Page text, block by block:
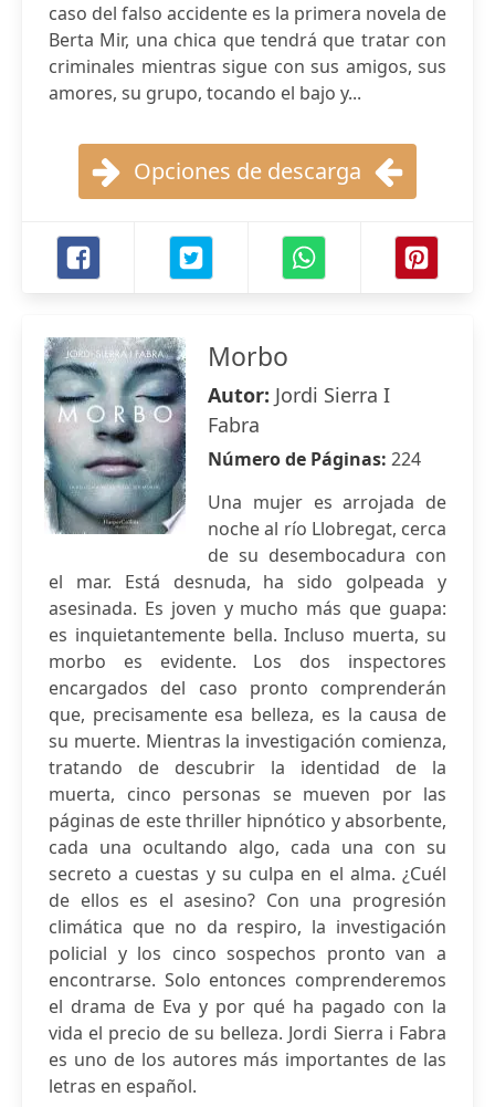
caso del falso accidente es la primera novela de
Berta Mir, una chica que tendrá que tratar con
criminales mientras sigue con sus amigos, sus
amores, su grupo, tocando el bajo y...
Opciones de descarga
Morbo
Autor: Jordi Sierra I
Fabra
Número de Páginas: 224
Una mujer es arrojada de
noche al río Llobregat, cerca
de su desembocadura con
el mar. Está desnuda, ha sido golpeada y
asesinada. Es joven y mucho más que guapa:
es inquietantemente bella. Incluso muerta, su
morbo es evidente. Los dos inspectores
encargados del caso pronto comprenderán
que, precisamente esa belleza, es la causa de
su muerte. Mientras la investigación comienza,
tratando de descubrir la identidad de la
muerta, cinco personas se mueven por las
páginas de este thriller hipnótico y absorbente,
cada una ocultando algo, cada una con su
secreto a cuestas y su culpa en el alma. ¿Cuél
de ellos es el asesino? Con una progresión
climática que no da respiro, la investigación
policial y los cinco sospechos pronto van a
encontrarse. Solo entonces comprenderemos
el drama de Eva y por qué ha pagado con la
vida el precio de su belleza. Jordi Sierra i Fabra
es uno de los autores más importantes de las
letras en español.